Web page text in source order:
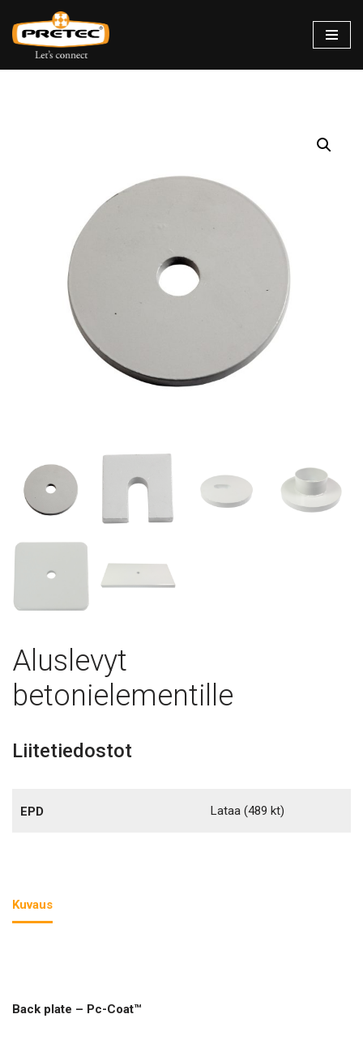
Siirry
suoraan
Aluslevyt
betonielementille
Liitetiedostot
EPD Lataa (489 kt)
Kuvaus
Back plate – Pc-Coat™